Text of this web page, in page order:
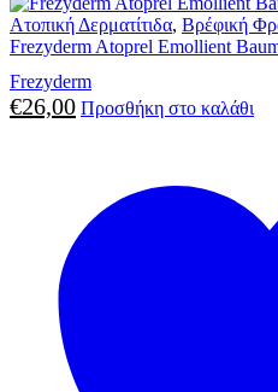
Ατοπική Δερματίτιδα, Βρέφική
Frezyderm Atoprel Emollient
Frezyderm
€26,00 Προσθήκη στο καλάθι